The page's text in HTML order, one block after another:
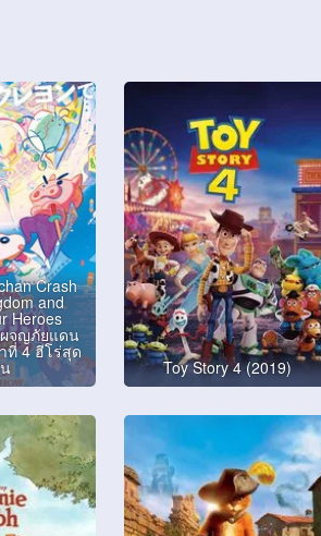
Crash
and
Heroes
จญภัยแดน
ที่ 4 ฮีโร่สุด
Toy Story 4 (2019)